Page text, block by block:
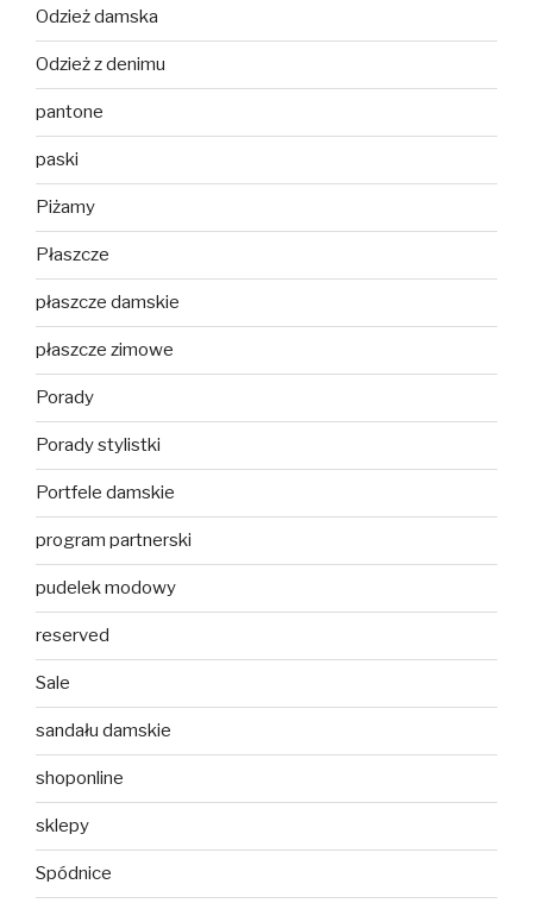
Odzież damska
Odzież z denimu
pantone
paski
Piżamy
Płaszcze
płaszcze damskie
płaszcze zimowe
Porady
Porady stylistki
Portfele damskie
program partnerski
pudelek modowy
reserved
Sale
sandału damskie
shoponline
sklepy
Spódnice